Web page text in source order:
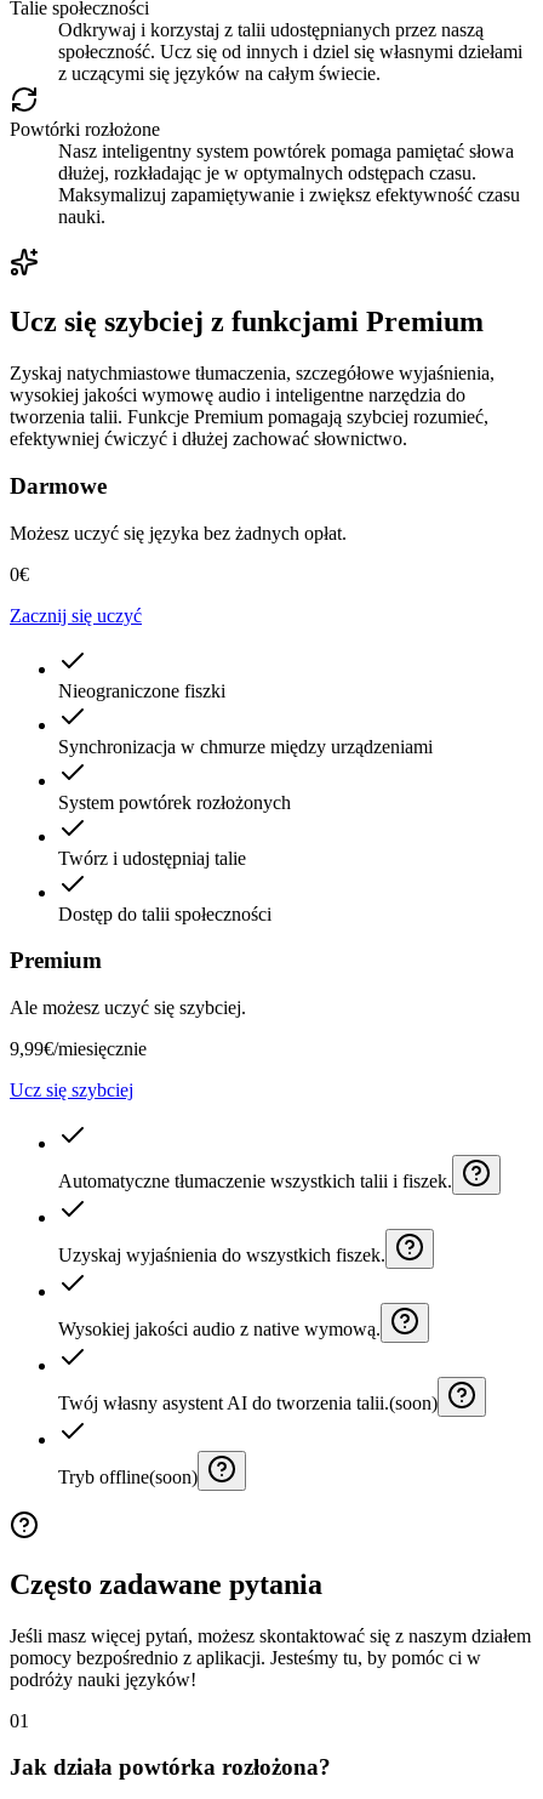
Talie społeczności
Odkrywaj i korzystaj z talii udostępnianych przez naszą
społeczność. Ucz się od innych i dziel się własnymi dziełami
z uczącymi się języków na całym świecie.
Powtórki rozłożone
Nasz inteligentny system powtórek pomaga pamiętać słowa
dłużej, rozkładając je w optymalnych odstępach czasu.
Maksymalizuj zapamiętywanie i zwiększ efektywność czasu
nauki.
Ucz się szybciej z funkcjami Premium
Zyskaj natychmiastowe tłumaczenia, szczegółowe wyjaśnienia,
wysokiej jakości wymowę audio i inteligentne narzędzia do
tworzenia talii. Funkcje Premium pomagają szybciej rozumieć,
efektywniej ćwiczyć i dłużej zachować słownictwo.
Darmowe
Możesz uczyć się języka bez żadnych opłat.
0€
Zacznij się uczyć
Nieograniczone fiszki
Synchronizacja w chmurze między urządzeniami
System powtórek rozłożonych
Twórz i udostępniaj talie
Dostęp do talii społeczności
Premium
Ale możesz uczyć się szybciej.
9,99€/miesięcznie
Ucz się szybciej
Automatyczne tłumaczenie wszystkich talii i fiszek.
Uzyskaj wyjaśnienia do wszystkich fiszek.
Wysokiej jakości audio z native wymową.
Twój własny asystent AI do tworzenia talii.(soon)
Tryb offline(soon)
Często zadawane pytania
Jeśli masz więcej pytań, możesz skontaktować się z naszym działem
pomocy bezpośrednio z aplikacji. Jesteśmy tu, by pomóc ci w
podróży nauki języków!
01
Jak działa powtórka rozłożona?